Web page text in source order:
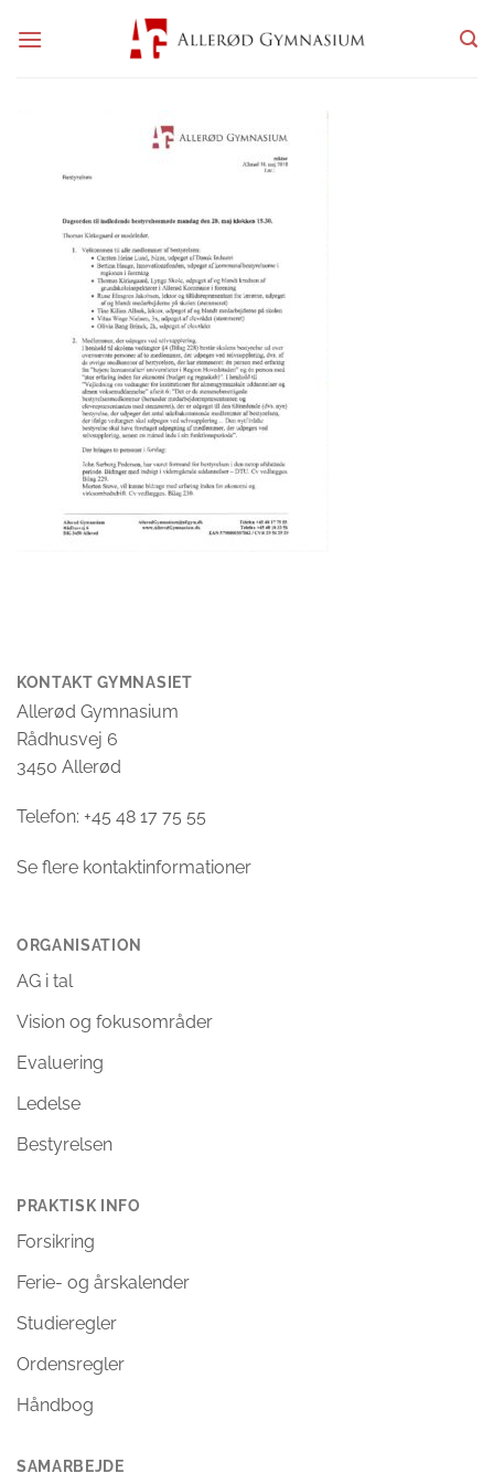
KONTAKT GYMNASIET
Allerød Gymnasium
Rådhusvej 6
3450 Allerød
Telefon: +45 48 17 75 55
Se flere kontaktinformationer
ORGANISATION
AG i tal
Vision og fokusområder
Evaluering
Ledelse
Bestyrelsen
PRAKTISK INFO
Forsikring
Ferie- og årskalender
Studieregler
Ordensregler
Håndbog
SAMARBEJDE